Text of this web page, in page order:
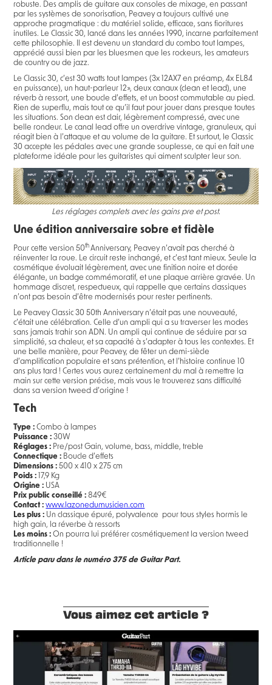
robuste. Des amplis de guitare aux consoles de mixage, en passant
par les systèmes de sonorisation, Peavey a toujours cultivé une
approche pragmatique : du matériel solide, efficace, sans fioritures
inutiles. Le Classic 30, lancé dans les années 1990, incarne parfaitement
cette philosophie. Il est devenu un standard du combo tout lampes,
apprécié aussi bien par les bluesmen que les rockeurs, les amateurs
de country ou de jazz.
Le Classic 30, c’est 30 watts tout lampes (3x 12AX7 en préamp, 4x EL84
en puissance), un haut-parleur 12», deux canaux (clean et lead), une
réverb à ressort, une boucle d’effets, et un boost commutable au pied.
Rien de superflu, mais tout ce qu’il faut pour jouer dans presque toutes
les situations. Son clean est clair, légèrement compressé, avec une
belle rondeur. Le canal lead offre un overdrive vintage, granuleux, qui
réagit bien à l’attaque et au volume de la guitare. Et surtout, le Classic
30 accepte les pédales avec une grande souplesse, ce qui en fait une
plateforme idéale pour les guitaristes qui aiment sculpter leur son.
Les réglages complets avec les gains pre et post.
Une édition anniversaire sobre et fidèle
Pour cette version 50th Anniversary, Peavey n’avait pas cherché à
réinventer la roue. Le circuit reste inchangé, et c’est tant mieux. Seule la
cosmétique évoluait légèrement, avec une finition noire et dorée
élégante, un badge commémoratif, et une plaque arrière gravée. Un
hommage discret, respectueux, qui rappelle que certains classiques
n’ont pas besoin d’être modernisés pour rester pertinents.
Le Peavey Classic 30 50th Anniversary n’était pas une nouveauté,
c’était une célébration. Celle d’un ampli qui a su traverser les modes
sans jamais trahir son ADN. Un ampli qui continue de séduire par sa
simplicité, sa chaleur, et sa capacité à s’adapter à tous les contextes. Et
une belle manière, pour Peavey, de fêter un demi-siècle
d’amplification populaire et sans prétention, et l’histoire continue 10
ans plus tard ! Certes vous aurez certainement du mal à remettre la
main sur cette version précise, mais vous le trouverez sans difficulté
dans sa version tweed d’origine !
Tech
Type : Combo à lampes
Puissance : 30W
Réglages : Pre/post Gain, volume, bass, middle, treble
Connectique : Boucle d’effets
Dimensions : 500 x 410 x 275 cm
Poids : 17,9 Kg
Origine : USA
Prix public conseillé :849€
Contact : www.lazonedumusicien.com
Les plus : Un classique épuré, polyvalence pour tous styles hormis le
high gain, la réverbe à ressorts
Les moins : On pourra lui préférer cosmétiquement la version tweed
traditionnelle !
Article paru dans le numéro 375 de Guitar Part.
Vous aimez cet article ?